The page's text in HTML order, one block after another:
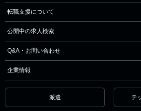
転職支援について
公開中の求人検索
Q&A・お問い合わせ
企業情報
派遣 テ